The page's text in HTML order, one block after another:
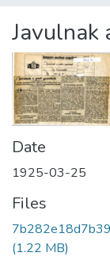
Statistics
About us
Javulnak
Date
1925-03-25
Files
(1.22 MB)